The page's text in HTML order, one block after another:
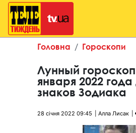
Головна Гороскопи
Лунный
января 2022
знаков Зодиака
28 січня 2022 09:45 Алла Лисак